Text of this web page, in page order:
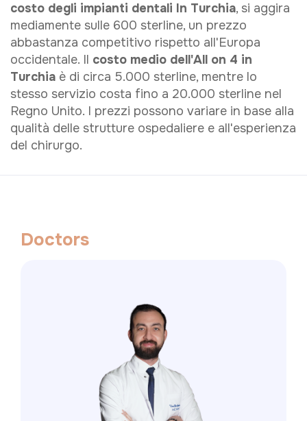
costo degli impianti dentali In Turchia, si aggira
mediamente sulle 600 sterline, un prezzo
abbastanza competitivo rispetto all'Europa
occidentale. Il costo medio dell'All on 4 in
Turchia è di circa 5.000 sterline, mentre lo
stesso servizio costa fino a 20.000 sterline nel
Regno Unito. I prezzi possono variare in base alla
qualità delle strutture ospedaliere e all'esperienza
del chirurgo.
Doctors